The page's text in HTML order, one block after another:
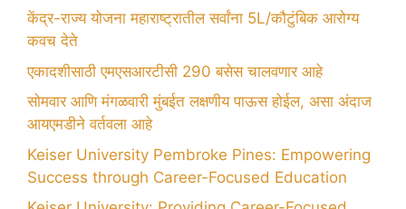
केंद्र-राज्य योजना महाराष्ट्रातील सर्वांना 5L/कौटुंबिक आरोग्य
कवच देते
एकादशीसाठी एमएसआरटीसी 290 बसेस चालवणार आहे
सोमवार आणि मंगळवारी मुंबईत लक्षणीय पाऊस होईल, असा अंदाज
आयएमडीने वर्तवला आहे
Keiser University Pembroke Pines: Empowering
Success through Career-Focused Education